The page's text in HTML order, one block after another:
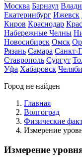
Москва Барнаул
Екатеринбург Ижевск
Киров Краснодар
Набережные Челны
Новосибирск Омск
Рязань Самара Санкт-
Ставрополь Сургут
Уфа Хабаровск
Город не найден
Главная
Волгоград
Физические
Измерение
Измерение